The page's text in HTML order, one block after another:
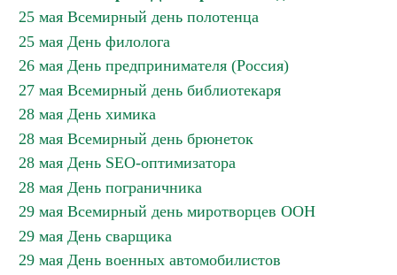
25 мая Всемирный день полотенца
25 мая День филолога
26 мая День предпринимателя (Россия)
27 мая Всемирный день библиотекаря
28 мая День химика
28 мая Всемирный день брюнеток
28 мая День SEO-оптимизатора
28 мая День пограничника
29 мая Всемирный день миротворцев ООН
29 мая День сварщика
29 мая День военных автомобилистов